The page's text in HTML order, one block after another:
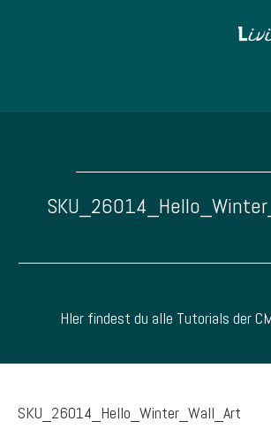
HIer findest du alle Tutorials der
SKU_26014_Hello_Winter_Wall_Art